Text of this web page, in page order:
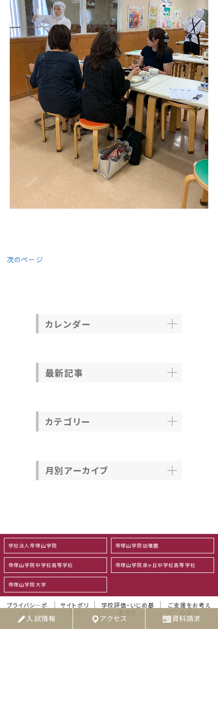
入試情報 アクセス 資料請求
次のページ
カレンダー
最新記事
カテゴリー
月別アーカイブ
学校法人帝塚山学院 帝塚山学院幼稚園
帝塚山学院中学校高等学校 帝塚山学院泉ヶ丘中学校高等学校
帝塚山学院大学
プライバシ―ポ
サイトポリ
学校評価・いじめ基
ご支援をお考え